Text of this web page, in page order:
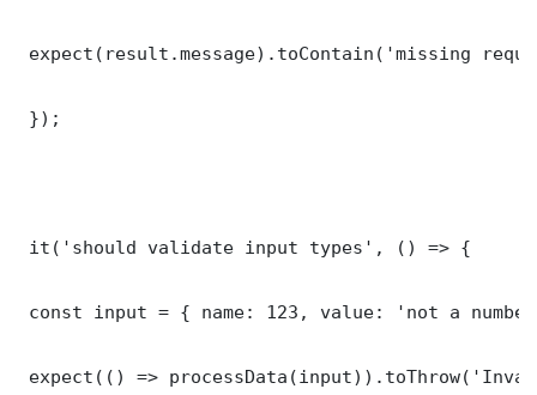
expect(result.message).toContain('missing
});
it('should validate input types', () => {
const input = { name: 123, value: 'not a
expect(() =>